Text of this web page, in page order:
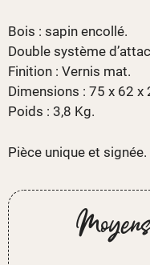
Bois : sapin encollé.
Double système
Finition : Vernis mat.
Dimensions : 75 x 62 x
Poids : 3,8 Kg.
Pièce unique et signée.